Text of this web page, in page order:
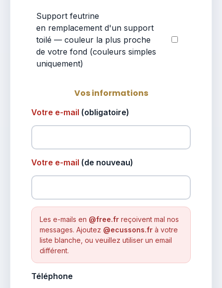
Support feutrine
en remplacement d'un support
toilé — couleur la plus proche
de votre fond (couleurs simples
uniquement)
Vos informations
Votre e-mail (obligatoire)
Votre e-mail (de nouveau)
Les e-mails en @free.fr reçoivent mal nos
messages. Ajoutez @ecussons.fr à votre
liste blanche, ou veuillez utiliser un email
différent.
Téléphone